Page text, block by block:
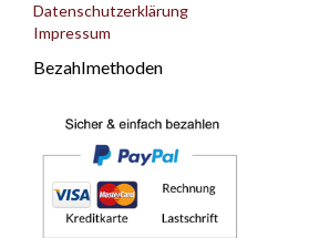
Datenschutzerklärung
Impressum
Bezahlmethoden